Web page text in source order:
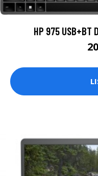
HP 975 USB+BT